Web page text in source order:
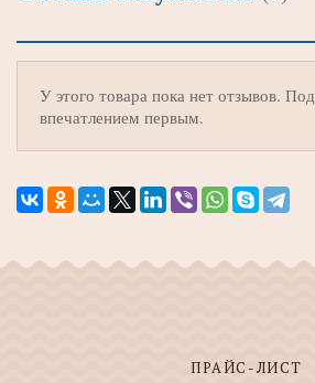
У этого товара пока нет отзывов.
впечатлением первым.
ПРАЙС-ЛИСТ